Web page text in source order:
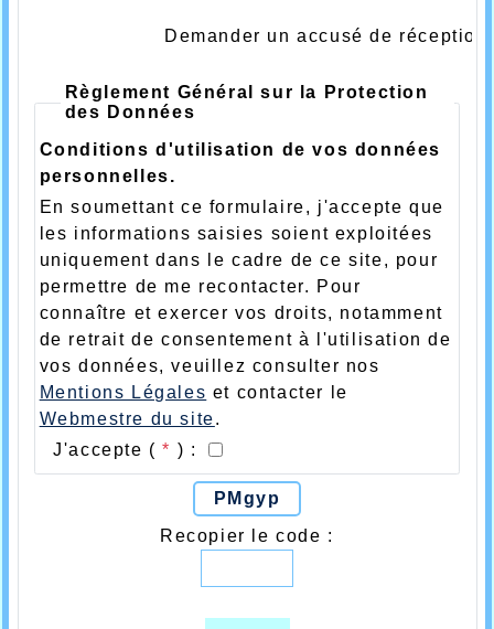
Demander un accusé de réception
Règlement Général sur la Protection
des Données
Conditions d'utilisation de vos données
personnelles.
En soumettant ce formulaire, j'accepte que
les informations saisies soient exploitées
uniquement dans le cadre de ce site, pour
permettre de me recontacter. Pour
connaître et exercer vos droits, notamment
de retrait de consentement à l'utilisation de
vos données, veuillez consulter nos
Mentions Légales et contacter le
Webmestre du site.
J'accepte ( * ) :
PMgyp
Recopier le code :